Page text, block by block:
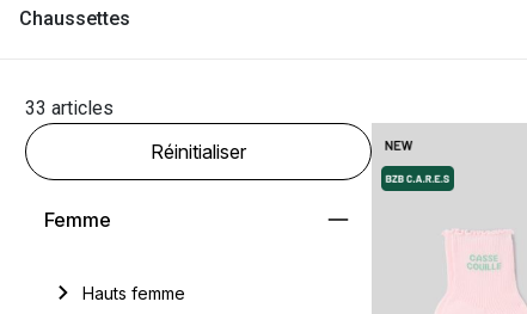
Chaussettes
33 articles
Réinitialiser
Femme
Hauts femme